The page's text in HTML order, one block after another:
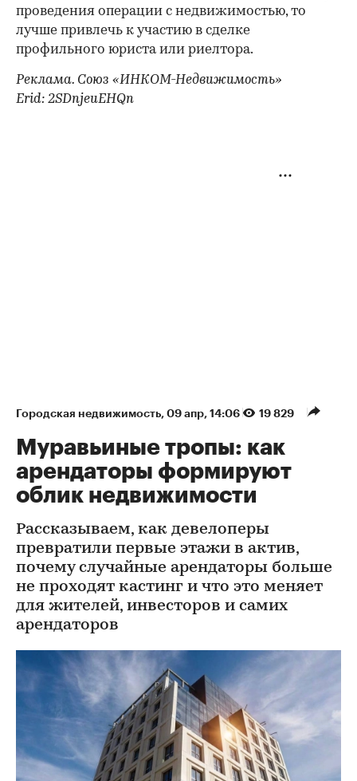
проведения операции с недвижимостью, то
лучше привлечь к участию в сделке
профильного юриста или риелтора.
Реклама. Союз «ИНКОМ-Недвижимость»
Erid: 2SDnjeuEHQn
Городская недвижимость 09 апр, 14:06 19 829
Муравьиные тропы: как
арендаторы формируют
облик недвижимости
Рассказываем, как девелоперы
превратили первые этажи в актив,
почему случайные арендаторы больше
не проходят кастинг и что это меняет
для жителей, инвесторов и самих
арендаторов